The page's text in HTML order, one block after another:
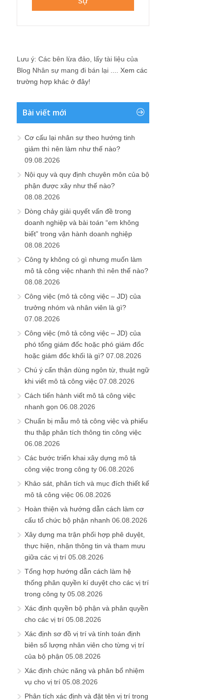
Lưu ý: Các bên lừa đảo, lấy tài liệu của
Blog Nhân sự mang đi bán lại .... Xem các
trường hợp khác ở đây!
Bài viết mới
Cơ cấu lại nhân sự theo hướng tinh
giảm thì nên làm như thế nào?
09.08.2026
Nội quy và quy định chuyên môn của bộ
phận được xây như thế nào?
08.08.2026
Dòng chảy giải quyết vấn đề trong
doanh nghiệp và bài toán “em không
biết” trong vận hành doanh nghiệp
08.08.2026
Công ty không có gì nhưng muốn làm
mô tả công việc nhanh thì nên thế nào?
08.08.2026
Công việc (mô tả công việc – JD) của
trưởng nhóm và nhân viên là gì?
07.08.2026
Công việc (mô tả công việc – JD) của
phó tổng giám đốc hoặc phó giám đốc
hoặc giám đốc khối là gì? 07.08.2026
Chú ý cẩn thận dùng ngôn từ, thuật ngữ
khi viết mô tả công việc 07.08.2026
Cách tiến hành viết mô tả công việc
nhanh gọn 06.08.2026
Chuẩn bị mẫu mô tả công việc và phiếu
thu thập phân tích thông tin công việc
06.08.2026
Các bước triển khai xây dựng mô tả
công việc trong công ty 06.08.2026
Khảo sát, phân tích và mục đích thiết kế
mô tả công việc 06.08.2026
Hoàn thiện và hướng dẫn cách làm cơ
cấu tổ chức bộ phận nhanh 06.08.2026
Xây dựng ma trận phối hợp phê duyệt,
thực hiện, nhận thông tin và tham mưu
giữa các vị trí 05.08.2026
Tổng hợp hướng dẫn cách làm hệ
thống phân quyền kí duyệt cho các vị trí
trong công ty 05.08.2026
Xác định quyền bộ phận và phân quyền
cho các vị trí 05.08.2026
Xác định sơ đồ vị trí và tính toán định
biên số lượng nhân viên cho từng vị trí
của bộ phận 05.08.2026
Xác định chức năng và phân bổ nhiệm
vụ cho vị trí 05.08.2026
Phân tích xác định và đặt tên vị trí trong